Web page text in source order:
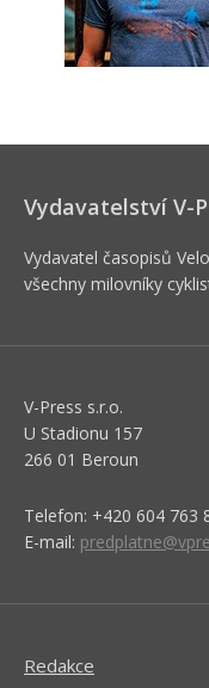
Vydavatelství V-
Vydavatel časopisů
všechny milovníky
V-Press s.r.o.
U Stadionu 157
266 01 Beroun
Telefon: +420 604 763
E-mail:
Redakce